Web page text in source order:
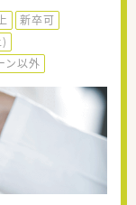
新卒可
ン以外